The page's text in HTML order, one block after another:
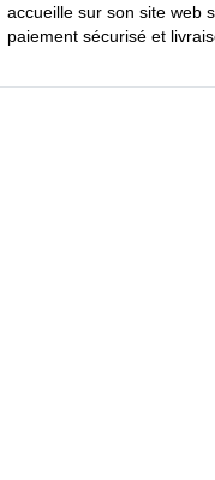
accueille sur son site web
paiement sécurisé et